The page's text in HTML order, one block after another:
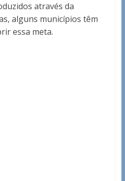
através da
alguns municípios têm
essa meta.